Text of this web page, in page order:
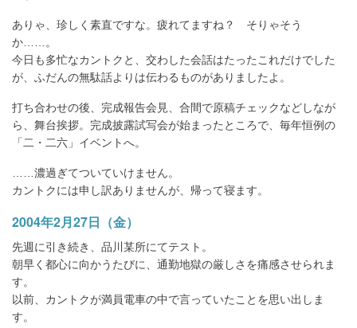
ありゃ、珍しく素直ですな。疲れてますね？ そりゃそう
か……。
今日も多忙なカントクと、交わした会話はたったこれだけでした
が、ふだんの無駄話よりは伝わるものがありましたよ。
打ち合わせの後、完成報告会見、合間で原稿チェックなどしなが
ら、舞台挨拶。完成披露試写会が始まったところで、毎年恒例の
「二・二六」イベントへ。
……濃過ぎてついていけません。
カントクには申し訳ありませんが、帰って寝ます。
2004年2月27日（金）
先週に引き続き、品川某所にてテスト。
朝早く都心に向かうたびに、通勤地獄の厳しさを痛感させられま
す。
以前、カントクが満員電車の中で言っていたことを思い出しま
す。